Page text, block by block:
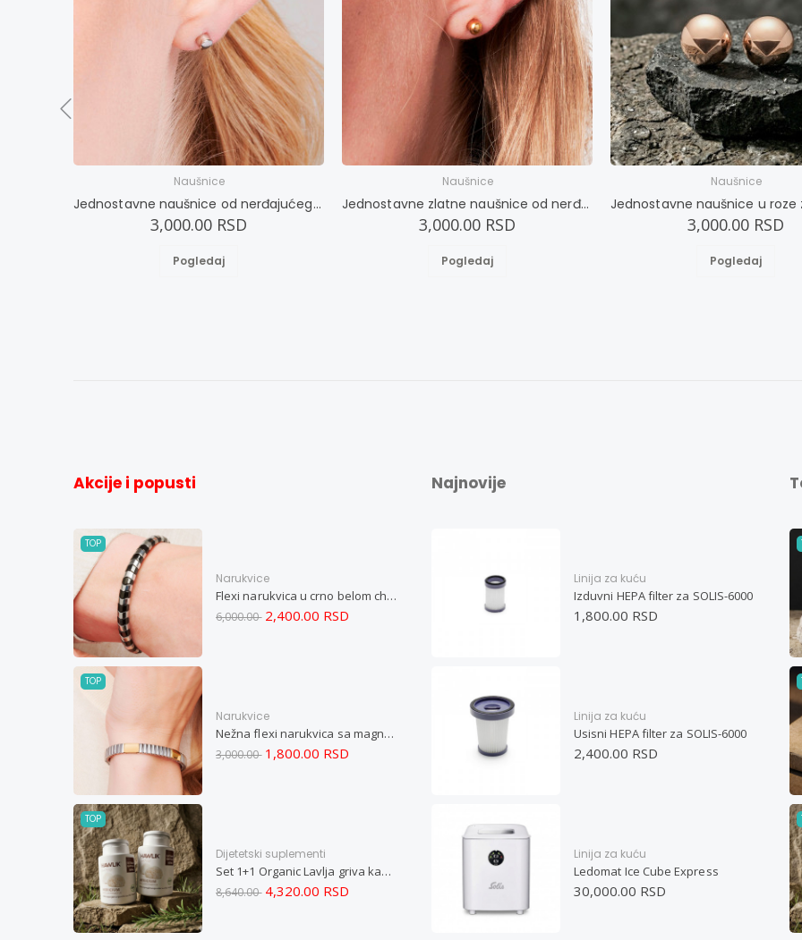
Naušnice
Jednostavne naušnice od nerđajućeg čelika
3,000.00 RSD
Pogledaj
Naušnice
Jednostavne zlatne naušnice od nerđajućeg čelika
3,000.00 RSD
Pogledaj
Naušnice
3,000.00 RSD
Pogledaj
Akcije i popusti
TOP
Narukvice
Flexi narukvica u crno belom chevron dizajnu M
6,000.00 2,400.00 RSD
TOP
Narukvice
Nežna flexi narukvica sa magnetima i elementima u boji zlata i bakrom M
3,000.00 1,800.00 RSD
TOP
Dijetetski suplementi
Set 1+1 Organic Lavlja griva kapsule -Hericium ekstrakt 60
8,640.00 4,320.00 RSD
Najnovije
Linija za kuću
Izduvni HEPA filter za SOLIS-6000
1,800.00 RSD
Linija za kuću
Usisni HEPA filter za SOLIS-6000
2,400.00 RSD
Linija za kuću
Ledomat Ice Cube Express
30,000.00 RSD